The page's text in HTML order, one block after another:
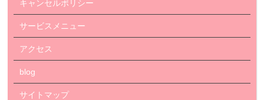
キャンセルポリシー
サービスメニュー
アクセス
blog
サイトマップ